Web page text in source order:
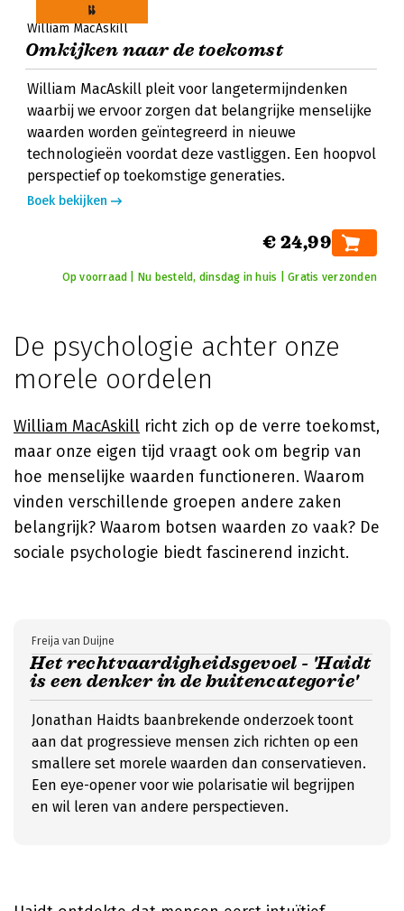
William MacAskill
Omkijken naar de toekomst
William MacAskill pleit voor langetermijndenken
waarbij we ervoor zorgen dat belangrijke menselijke
waarden worden geïntegreerd in nieuwe
technologieën voordat deze vastliggen. Een hoopvol
perspectief op toekomstige generaties.
Boek bekijken
€ 24,99
Op voorraad | Nu besteld, dinsdag in huis | Gratis verzonden
De psychologie achter onze
morele oordelen
William MacAskill richt zich op de verre toekomst,
maar onze eigen tijd vraagt ook om begrip van
hoe menselijke waarden functioneren. Waarom
vinden verschillende groepen andere zaken
belangrijk? Waarom botsen waarden zo vaak? De
sociale psychologie biedt fascinerend inzicht.
Het rechtvaardigheidsgevoel - 'Haidt
is een denker in de buitencategorie'
Freija van Duijne
Jonathan Haidts baanbrekende onderzoek toont
aan dat progressieve mensen zich richten op een
smallere set morele waarden dan conservatieven.
Een eye-opener voor wie polarisatie wil begrijpen
en wil leren van andere perspectieven.